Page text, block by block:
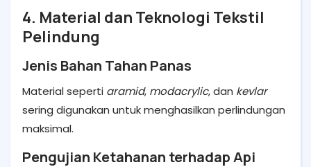
4. Material dan Teknologi Tekstil
Pelindung
Jenis Bahan Tahan Panas
Material seperti aramid, modacrylic, dan kevlar
sering digunakan untuk menghasilkan perlindungan
maksimal.
Pengujian Ketahanan terhadap Api